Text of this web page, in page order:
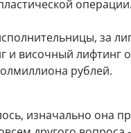
операции.
за
и височный лифтинг
рублей.
изначально она